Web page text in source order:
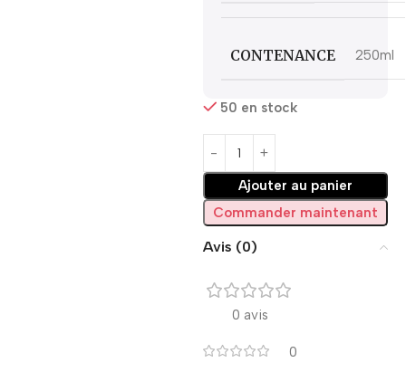
CONTENANCE 250ml
50 en stock
Ajouter au panier
Commander maintenant
Avis (0)
0 avis
0